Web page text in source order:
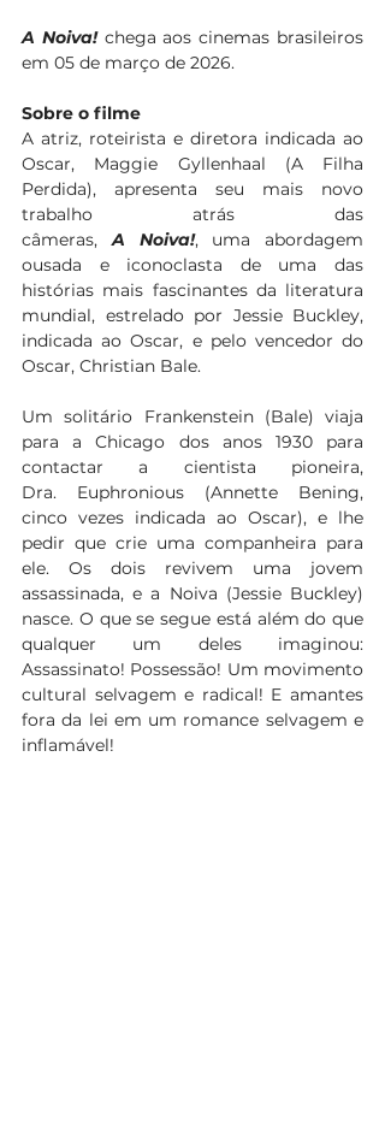
A Noiva! chega aos cinemas brasileiros
em 05 de março de 2026.
Sobre o filme
A atriz, roteirista e diretora indicada ao
Oscar, Maggie Gyllenhaal (A Filha
Perdida), apresenta seu mais novo
trabalho atrás das
câmeras, A Noiva!, uma abordagem
ousada e iconoclasta de uma das
histórias mais fascinantes da literatura
mundial, estrelado por Jessie Buckley,
indicada ao Oscar, e pelo vencedor do
Oscar, Christian Bale.
Um solitário Frankenstein (Bale) viaja
para a Chicago dos anos 1930 para
contactar a cientista pioneira,
Dra. Euphronious (Annette Bening,
cinco vezes indicada ao Oscar), e lhe
pedir que crie uma companheira para
ele. Os dois revivem uma jovem
assassinada, e a Noiva (Jessie Buckley)
nasce. O que se segue está além do que
qualquer um deles imaginou:
Assassinato! Possessão! Um movimento
cultural selvagem e radical! E amantes
fora da lei em um romance selvagem e
inflamável!